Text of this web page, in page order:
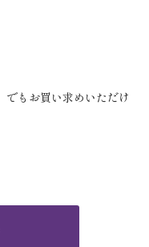
でもお買い求めいただけ